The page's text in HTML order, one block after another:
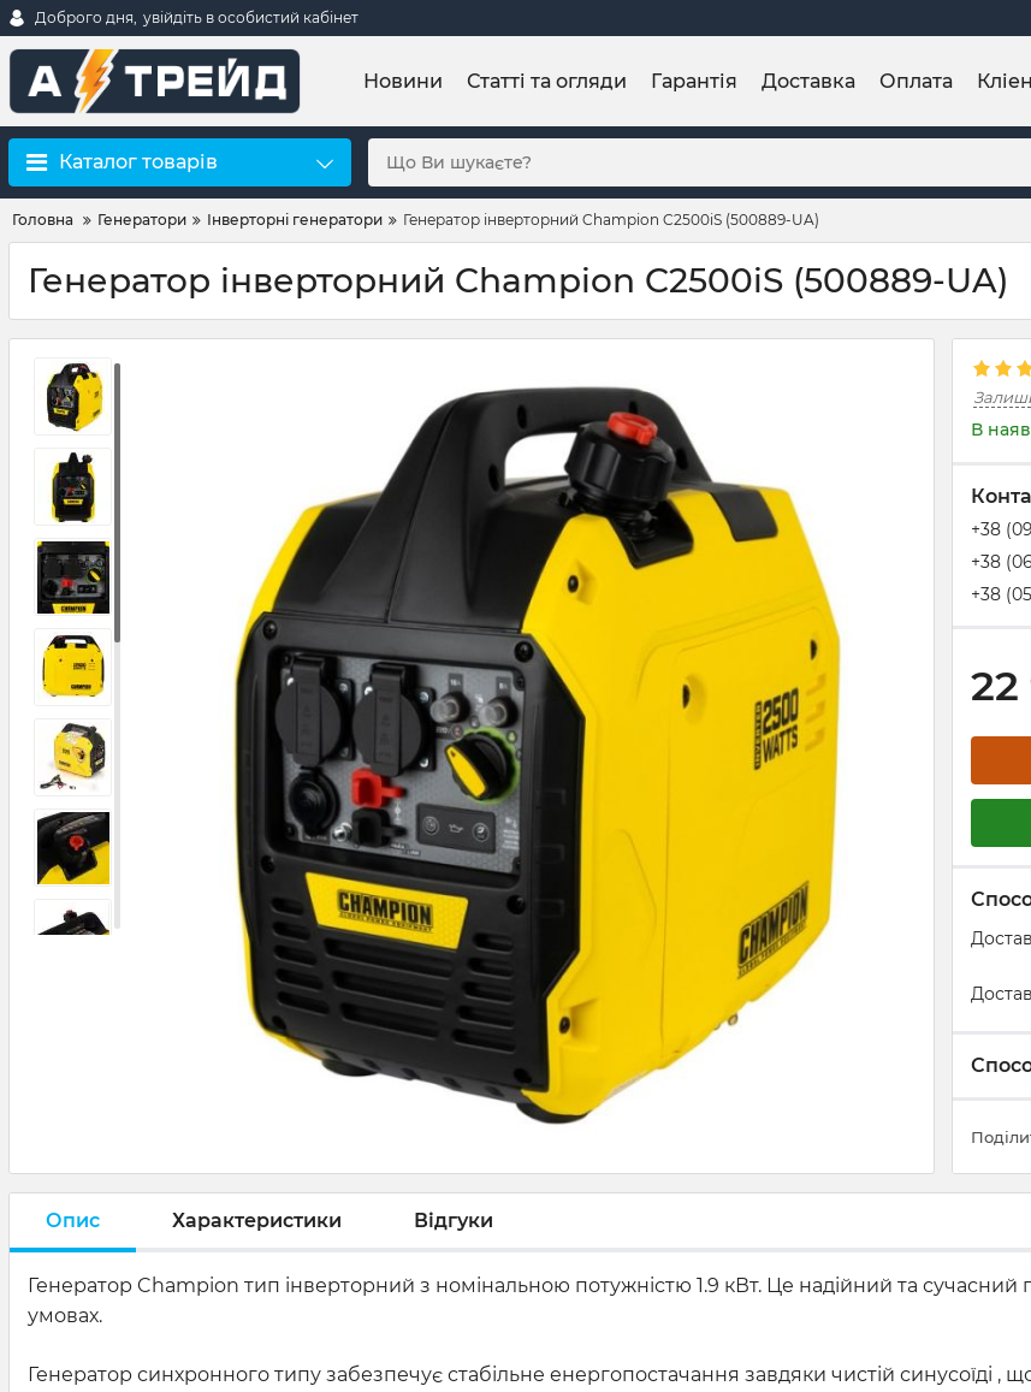
Доброго дня, увійдіть в особистий кабінет
Новини Статті та огляди Гарантія Доставка Оплата
Каталог товарів
Головна Генератори Інверторні генератори Генератор інверторний Champion C2500iS (500889-UA)
Генератор інверторний Champion C2500iS (500889-UA)
В
+38
+38
+38
Опис Характеристики Відгуки
Генератор Champion тип інверторний з номінальною потужністю 1.9 кВт. Це надійний та сучасний
умовах.
Генератор синхронного типу забезпечує стабільне енергопостачання завдяки чистій синусоїді